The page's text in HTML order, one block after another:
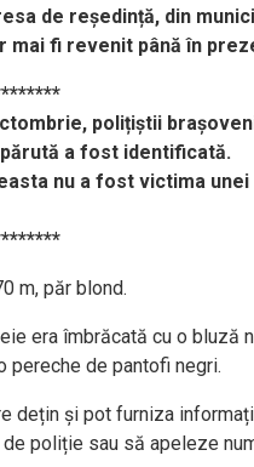
de reședință, din
mai fi revenit până în
polițiștii
a fost identificată.
nu a fost victima
m, păr blond.
era îmbrăcată cu o bluză
pereche de pantofi negri.
dețin și pot furniza
poliție sau să apeleze